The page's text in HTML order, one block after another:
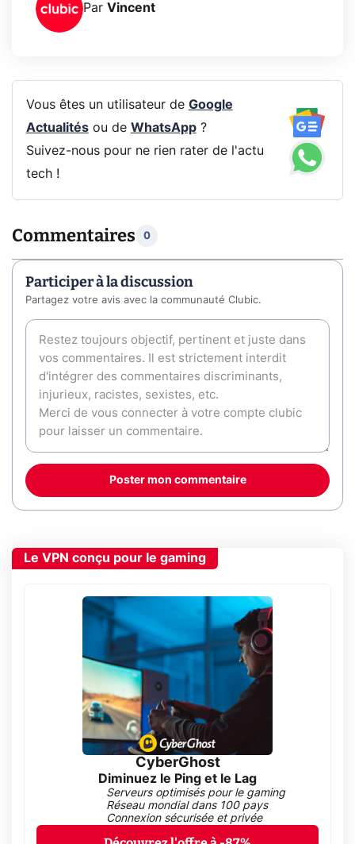
Par Vincent
Vous êtes un utilisateur de Google
Actualitésou de WhatsApp?
Suivez-nous pour ne rien rater de l'actu
tech !
Commentaires 0
Participer à la discussion
Partagez votre avis avec la communauté Clubic.
Poster mon commentaire
Le VPN conçu pour le gaming
CyberGhost
Diminuez le Ping et le Lag
Serveurs optimisés pour le gaming
Réseau mondial dans 100 pays
Connexion sécurisée et privée